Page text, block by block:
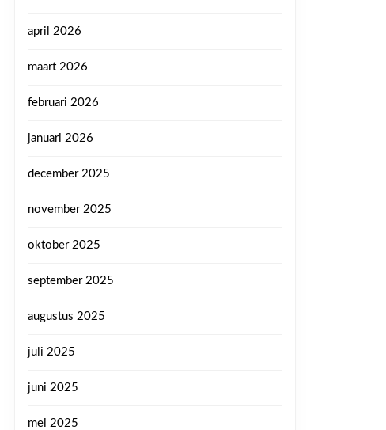
april 2026
maart 2026
februari 2026
januari 2026
december 2025
november 2025
oktober 2025
september 2025
augustus 2025
juli 2025
juni 2025
mei 2025